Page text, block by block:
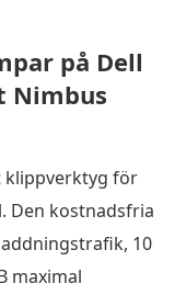
på Dell
Nimbus
klippverktyg för
Den kostnadsfria
10
maximal